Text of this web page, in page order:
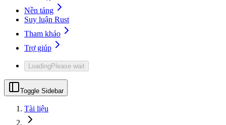
Nền tảng
Suy luận Rust
Tham khảo
Trợ giúp
LoadingPlease wait
Toggle Sidebar
Tài liệu